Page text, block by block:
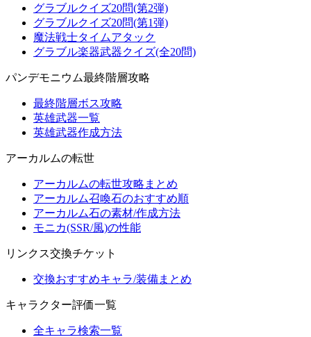
グラブルクイズ20問(第2弾)
グラブルクイズ20問(第1弾)
魔法戦士タイムアタック
グラブル楽器武器クイズ(全20問)
パンデモニウム最終階層攻略
最終階層ボス攻略
英雄武器一覧
英雄武器作成方法
アーカルムの転世
アーカルムの転世攻略まとめ
アーカルム召喚石のおすすめ順
アーカルム石の素材/作成方法
モニカ(SSR/風)の性能
リンクス交換チケット
交換おすすめキャラ/装備まとめ
キャラクター評価一覧
全キャラ検索一覧